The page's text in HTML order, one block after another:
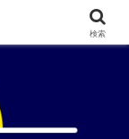
検索